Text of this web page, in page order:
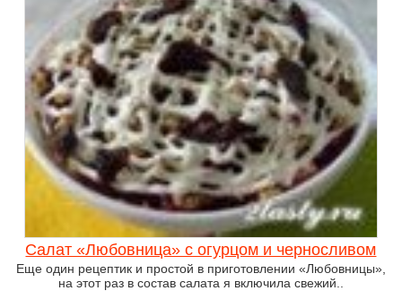
Салат «Любовница» с огурцом и черносливом
Еще один рецептик и простой в приготовлении «Любовницы»,
на этот раз в состав салата я включила свежий..